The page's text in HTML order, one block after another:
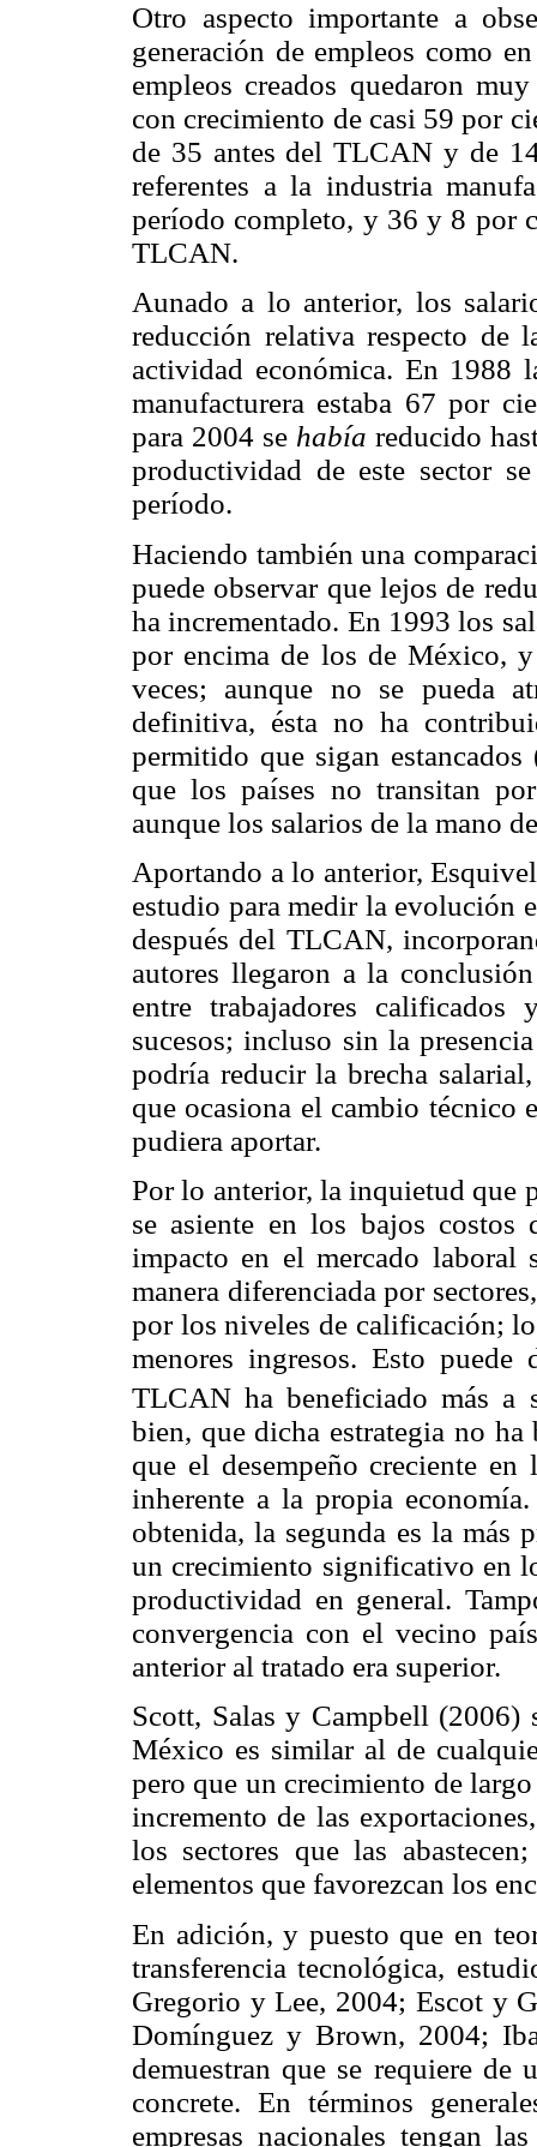
Otro aspecto importante a
generación de empleos como
empleos creados quedaron
con crecimiento de casi 59 por
de 35 antes del TLCAN y de
referentes a la industria
período completo, y 36 y 8 por
TLCAN.
Aunado a lo anterior, los
reducción relativa respecto de
actividad económica. En 1988
manufacturera estaba 67 por
para 2004 se habíareducido
productividad de este sector
período.
Haciendo también una
puede observar que lejos de
ha incrementado. En 1993 los
por encima de los de México,
veces; aunque no se pueda
definitiva, ésta no ha
permitido que sigan
que los países no transitan
aunque los salarios de la mano
Aportando a lo anterior,
estudio para medir la evolución
después del TLCAN,
autores llegaron a la
entre trabajadores
sucesos; incluso sin la
podría reducir la brecha
que ocasiona el cambio técnico
pudiera aportar.
Por lo anterior, la inquietud que
se asiente en los bajos
impacto en el mercado laboral
manera diferenciada por
por los niveles de calificación;
menores ingresos. Esto
TLCAN ha beneficiado más a
bien, que dicha estrategia no
que el desempeño creciente
inherente a la propia
obtenida, la segunda es la más
un crecimiento significativo en
productividad en general.
convergencia con el vecino
anterior al tratado era superior.
Scott, Salas y Campbell (2006)
México es similar al de
pero que un crecimiento de
incremento de las
los sectores que las
elementos que favorezcan los
En adición, y puesto que en
transferencia tecnológica,
Gregorio y Lee, 2004; Escot y
Domínguez y Brown, 2004;
demuestran que se requiere de
concrete. En términos
empresas nacionales tengan